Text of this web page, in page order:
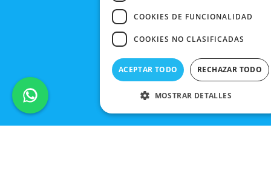
COOKIES DE FUNCIONALIDAD
COOKIES NO CLASIFICADAS
ACEPTAR TODO RECHAZAR TODO
MOSTRAR DETALLES